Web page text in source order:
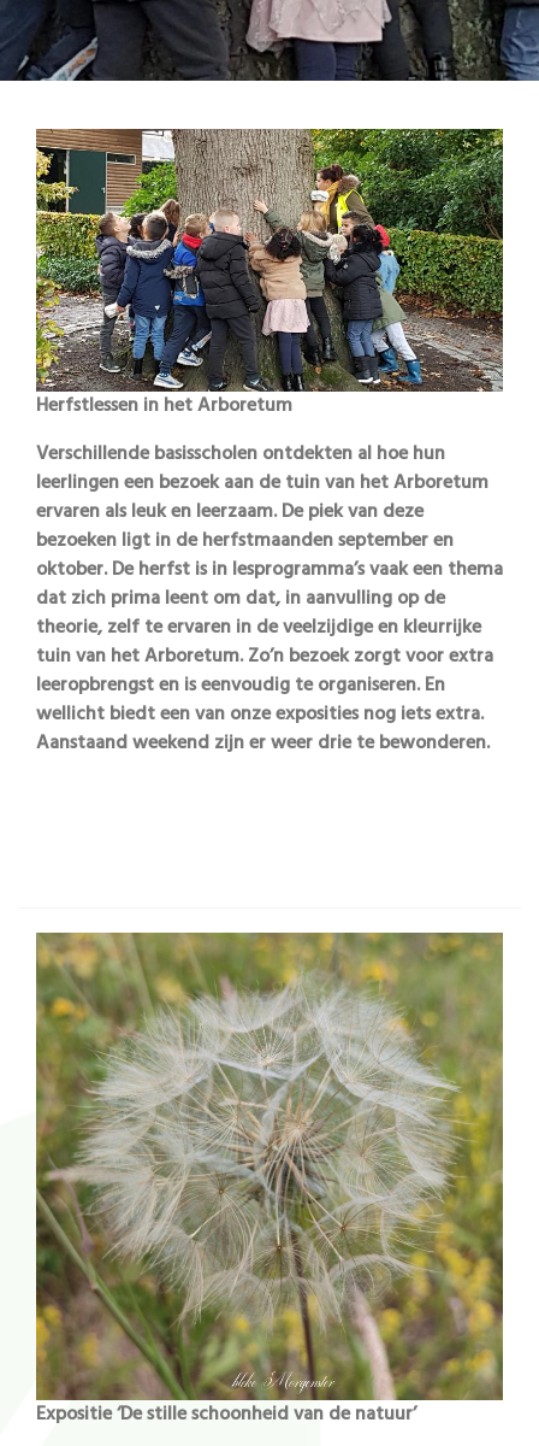
Herfstlessen in het Arboretum
Verschillende basisscholen ontdekten al hoe hun
leerlingen een bezoek aan de tuin van het Arboretum
ervaren als leuk en leerzaam. De piek van deze
bezoeken ligt in de herfstmaanden september en
oktober. De herfst is in lesprogramma’s vaak een thema
dat zich prima leent om dat, in aanvulling op de
theorie, zelf te ervaren in de veelzijdige en kleurrijke
tuin van het Arboretum. Zo’n bezoek zorgt voor extra
leeropbrengst en is eenvoudig te organiseren. En
wellicht biedt een van onze exposities nog iets extra.
Aanstaand weekend zijn er weer drie te bewonderen.
Expositie ‘De stille schoonheid van de natuur’